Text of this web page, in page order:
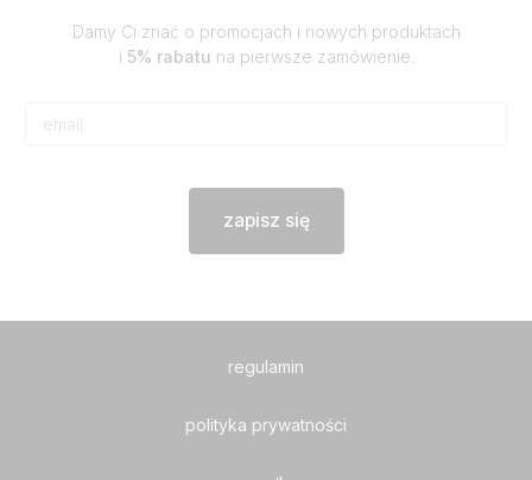
Damy Ci znać o promocjach i nowych produktach
i 5% rabatu na pierwsze zamówienie.
zapisz się
regulamin
polityka prywatności